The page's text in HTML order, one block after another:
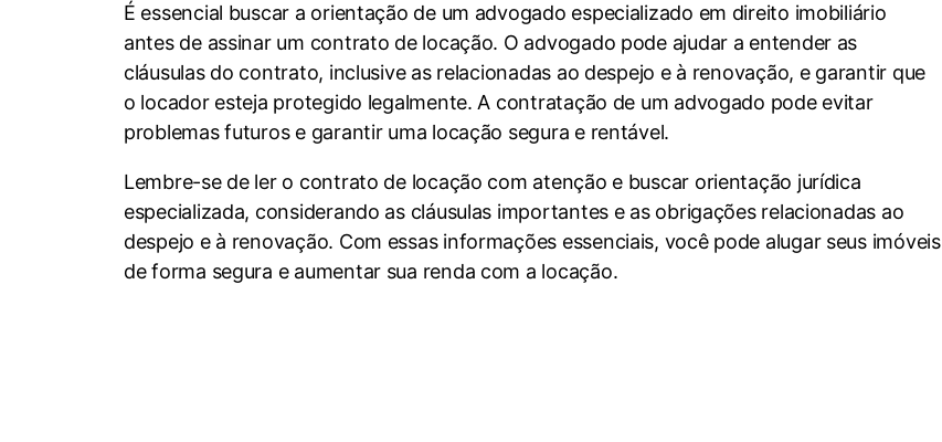
É essencial buscar a orientação de um advogado especializado em direito imobiliário
antes de assinar um contrato de locação. O advogado pode ajudar a entender as
cláusulas do contrato, inclusive as relacionadas ao despejo e à renovação, e garantir que
o locador esteja protegido legalmente. A contratação de um advogado pode evitar
problemas futuros e garantir uma locação segura e rentável.
Lembre-se de ler o contrato de locação com atenção e buscar orientação jurídica
especializada, considerando as cláusulas importantes e as obrigações relacionadas ao
despejo e à renovação. Com essas informações essenciais, você pode alugar seus imóveis
de forma segura e aumentar sua renda com a locação.